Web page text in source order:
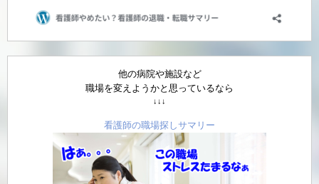
他の病院や施設など
職場を変えようかと思っているなら
↓↓↓
看護師の職場探しサマリー